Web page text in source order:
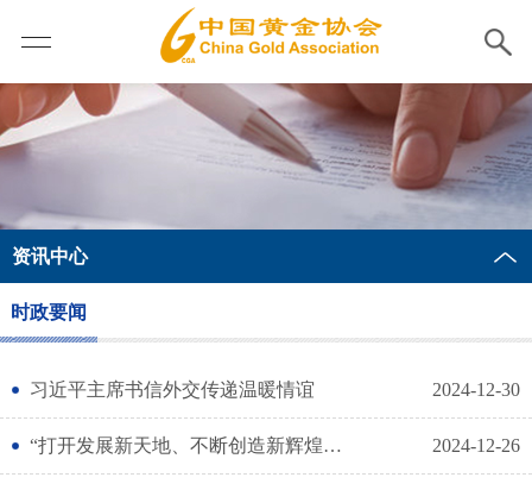
资讯中心
时政要闻
习近平主席书信外交传递温暖情谊 2024-12-30
“打开发展新天地、不断创造新辉煌”——习近平主席视察澳门特别行政区纪实 2024-12-26